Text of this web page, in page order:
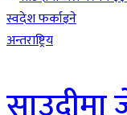
अन्तराष्ट्रिय